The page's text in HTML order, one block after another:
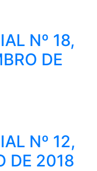
Nº 18,
DE
Nº 12,
DE 2018